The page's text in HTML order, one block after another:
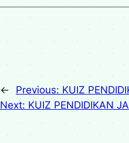
← Previous: KUIZ
Next: KUIZ PENDIDIKAN